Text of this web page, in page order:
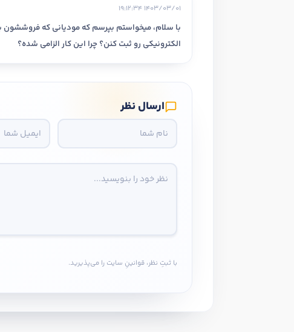
1403/03/01 19:12:34
الکترونیکی رو ثبت کنن؟ چرا این کار الزامی شده؟
ارسال نظر
با ثبتِ نظر، قوانینِ سایت را می‌پذیرید.